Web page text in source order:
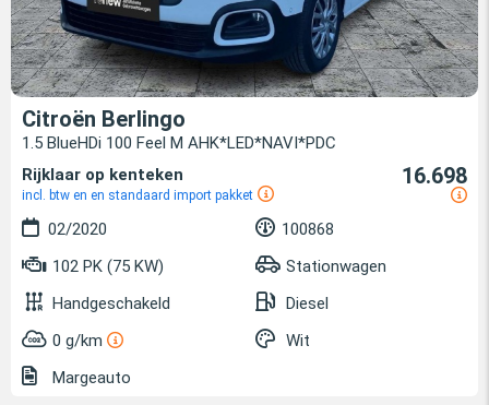
Citroën Berlingo
1.5 BlueHDi 100 Feel M AHK*LED*NAVI*PDC
Rijklaar op kenteken
incl. btw en en standaard import pakket
16.698
02/2020
100868
102 PK (75 KW)
Stationwagen
Handgeschakeld
Diesel
0 g/km
Wit
Margeauto